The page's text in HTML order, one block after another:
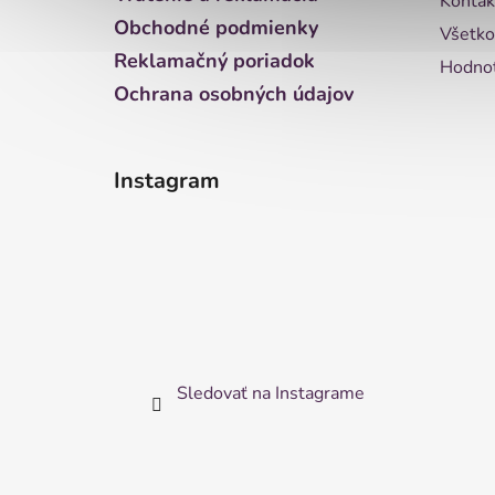
Obchodné podmienky
Reklamačný poriadok
Ochrana osobných údajov
Instagram
Sledovať na Instagrame